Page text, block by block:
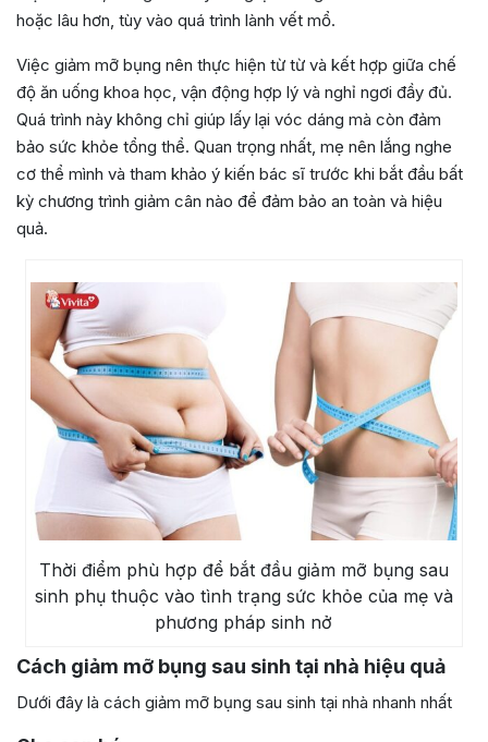
hoặc lâu hơn, tùy vào quá trình lành vết mổ.
Việc giảm mỡ bụng nên thực hiện từ từ và kết hợp giữa chế
độ ăn uống khoa học, vận động hợp lý và nghỉ ngơi đầy đủ.
Quá trình này không chỉ giúp lấy lại vóc dáng mà còn đảm
bảo sức khỏe tổng thể. Quan trọng nhất, mẹ nên lắng nghe
cơ thể mình và tham khảo ý kiến bác sĩ trước khi bắt đầu bất
kỳ chương trình giảm cân nào để đảm bảo an toàn và hiệu
quả.
Thời điểm phù hợp để bắt đầu giảm mỡ bụng sau
sinh phụ thuộc vào tình trạng sức khỏe của mẹ và
phương pháp sinh nở
Cách giảm mỡ bụng sau sinh tại nhà hiệu quả
Dưới đây là cách giảm mỡ bụng sau sinh tại nhà nhanh nhất